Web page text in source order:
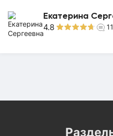
Екатерина
4.8 11